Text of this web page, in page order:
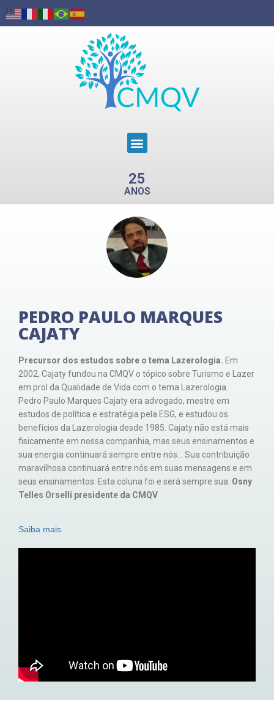
25
ANOS
PEDRO PAULO MARQUES
CAJATY
Precursor dos estudos sobre o tema Lazerologia. Em
2002, Cajaty fundou na CMQV o tópico sobre Turismo e Lazer
em prol da Qualidade de Vida com o tema Lazerologia.
Pedro Paulo Marques Cajaty era advogado, mestre em
estudos de política e estratégia pela ESG, e estudou os
benefícios da Lazerologia desde 1985. Cajaty não está mais
fisicamente em nossa companhia, mas seus ensinamentos e
sua energia continuará sempre entre nós… Sua contribuição
maravilhosa continuará entre nós em suas mensagens e em
seus ensinamentos. Esta coluna foi e será sempre sua. Osny
Telles Orselli presidente da CMQV
Saiba mais